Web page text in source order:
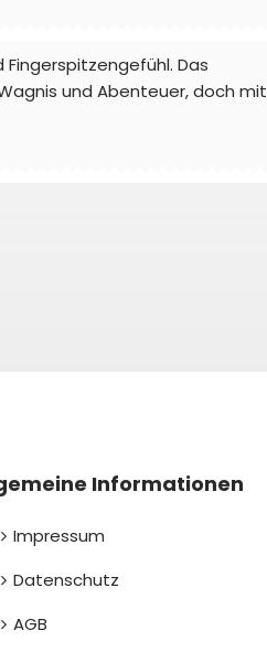
Das
und Abenteuer, doch mit
Informationen
Impressum
Datenschutz
AGB